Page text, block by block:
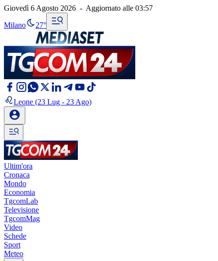
Giovedì 6 Agosto 2026 - Aggiornato alle 03:57
Milano 27°
Leone (23 Lug - 23 Ago)
Ultim'ora
Cronaca
Mondo
Economia
TgcomLab
Televisione
TgcomMag
Video
Schede
Sport
Meteo